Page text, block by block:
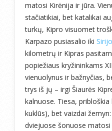
matosi Kirėnija ir jūra.
stačiatikiai, bet katalikai
turkų, Kipro visuomet
Karpazo pusiasalio iki
kilometrų ir Kipras
popiežiaus kryžininkams
vienuolynus ir bažnyčias,
trys iš jų – irgi Šiaurės
kalnuose. Tiesa,
kuklūs), bet vaizdai žemyn:
dviejuose šonuose